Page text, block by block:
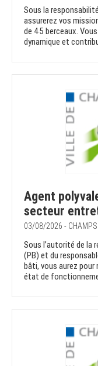
Sous la
assurerez vos
de 45 berceaux.
dynamique et
Agent
secteur
03/08/2026 - CHAMPS
Sous l’autorité de la
(PB) et du
bâti, vous aurez
état de